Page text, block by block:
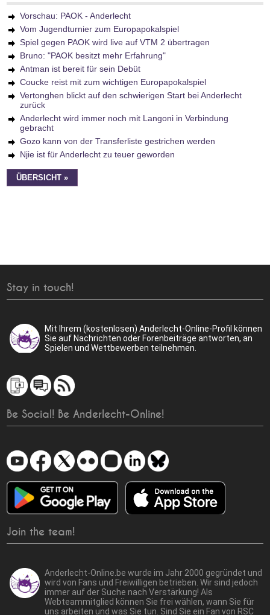
Vorschau: PAOK - Anderlecht
Vom Jugendturnier zum Europapokalspiel
Spiel gegen PAOK wird live auf VTM 2 übertragen
Bruno: "PAOK besitzt mehr Erfahrung"
Antman ist bereit für sein Debüt
Coucke reist mit zum wichtigen Europapokalspiel
Vertonghen blickt auf den schwierigen Start bei Anderlecht
zurück
Anderlecht wird immer noch mit Langoni in Verbindung
gebracht
Gozo kann von der Transferliste gestrichen werden
Njie ist für Anderlecht zu teuer geworden
ÜBERSICHT »
Stay in touch!
Mit Ihrem (kostenlosen) Anderlecht-Online-Profil können
Sie auf Nachrichten oder Forenbeiträge antworten, an
Spielen und Wettbewerben teilnehmen.
Be Social! Be Anderlecht-Online!
Join the team!
Anderlecht-Online.be wurde im Jahr 2000 gegründet und
wird von Fans und Freiwilligen betrieben. Wir sind jedoch
immer auf der Suche nach Verstärkung! Als
Webteammitglied können Sie frei wählen, wann Sie für
uns arbeiten und was Sie tun. Sind Sie ein Fan von RSC